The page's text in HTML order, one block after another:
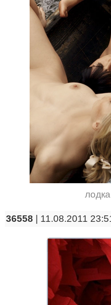
лодка
36558 | 11.08.2011